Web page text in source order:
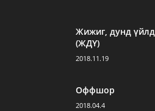
Жижиг, дунд
(ЖДҮ)
2018.11.19
Оффшор
2018.04.4